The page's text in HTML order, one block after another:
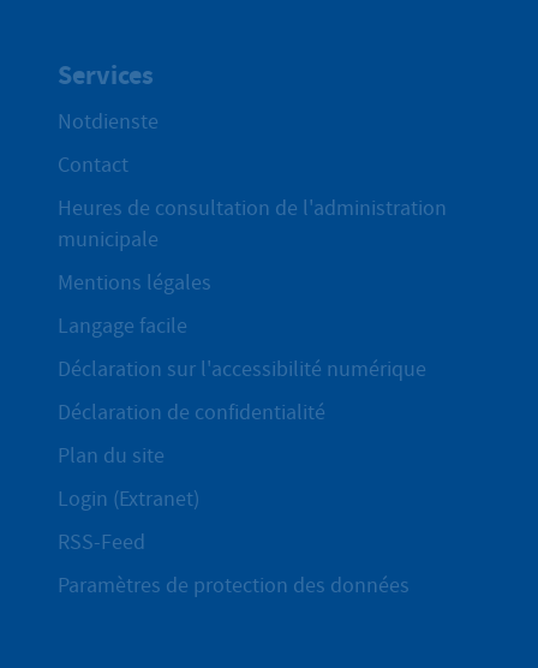
Services
Notdienste
Contact
Heures de consultation de l'administration
municipale
Mentions légales
Langage facile
Déclaration sur l'accessibilité numérique
Déclaration de confidentialité
Plan du site
Login (Extranet)
RSS-Feed
Paramètres de protection des données